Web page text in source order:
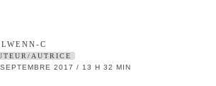
C
AUTRICE
2017 / 13 H 32 MIN